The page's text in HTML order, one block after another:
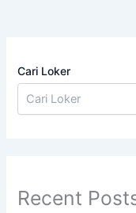
Cari Loker
Recent